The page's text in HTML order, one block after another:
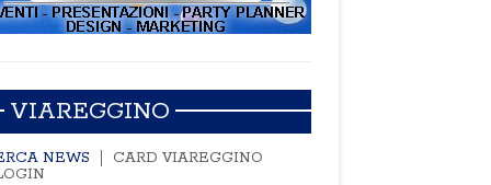
VIAREGGINO
NEWS
CARD VIAREGGINO